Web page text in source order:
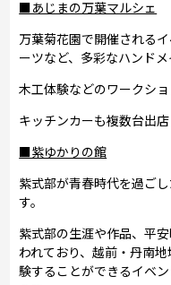
■あじまの万葉マルシェ
万葉菊花園で開催される
ーツなど、多彩なハンド
木工体験などのワークシ
キッチンカーも複数台出
■紫ゆかりの館
紫式部が青春時代を過ご
す。
紫式部の生涯や作品、平
われており、越前・丹南
験することができるイベ